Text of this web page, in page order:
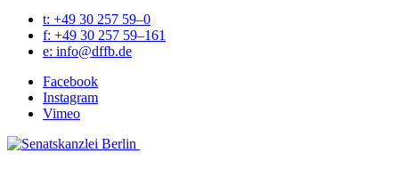
t: +49 30 257 59–0
f: +49 30 257 59–161
e: info@​dffb.​de
Face­book
Insta­gram
Vimeo